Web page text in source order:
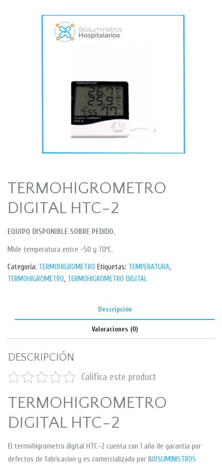
TERMOHIGROMETRO
DIGITAL HTC-2
EQUIPO DISPONIBLE SOBRE PEDIDO.
Mide temperatura entre -50 y 70ºC.
Categoría: TERMOHIGROMETRO Etiquetas: TEMPERATURA,
TERMOHIGROMETRO, TERMOHIGROMETRO DIGITAL
Descripción
Valoraciones (0)
DESCRIPCIÓN
Califica este product
TERMOHIGROMETRO
DIGITAL HTC-2
El termohigrometro digital HTC-2 cuenta con 1 año de garantia por
defectos de fabricacion y es comercializado por B IOSUMINISTROS